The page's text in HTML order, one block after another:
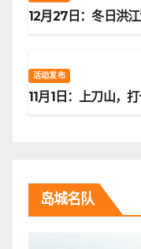
12月27日：冬日洪
活动发布
11月1日：上刀山，
岛城名队